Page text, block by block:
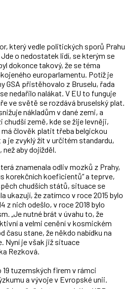
který vedle politických sporů Prahu
o nedostatek lidí, se kterým se
dokonce takový, že se téma
europarlamentu. Potíž je
GSA přistěhovalo z Bruselu, řada
nedařilo nalákat. V EU to funguje
ve světě se rozdává bruselský plat.
nákladům v dané zemi, a
země, kde se žije levněji,
má člověk platit třeba belgickou
je zvyklý žít v určitém standardu,
aby dojížděl.
znamenala odliv mozků z Prahy,
korekčních koeficientů“ a teprve,
chudších států, situace se
ukazují, že zatímco v roce 2015 bylo
z nich odešlo, v roce 2018 bylo
„Je nutné brát v úvahu to, že
a velmi cenění v kosmickém
času stane, že někdo nabídku na
Nyní je však již situace
Rezková.
19 tuzemských firem v rámci
a vývoje v Evropské unii.